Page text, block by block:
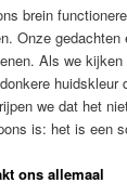
brein
Onze
Als we
huidskleur
we dat het
is: het is een
ons allemaal